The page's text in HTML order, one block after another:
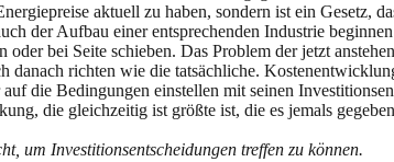
aktuell zu haben, sondern ist ein Gesetz,
der Aufbau einer entsprechenden Industrie
bei Seite schieben. Das Problem der jetzt
richten wie die tatsächliche.
die Bedingungen einstellen mit seinen
die gleichzeitig ist größte ist, die es jemals
um Investitionsentscheidungen treffen zu können.